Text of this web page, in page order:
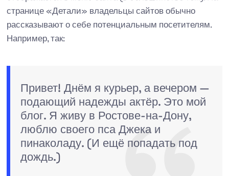
странице «Детали» владельцы сайтов обычно
рассказывают о себе потенциальным посетителям.
Например, так:
Привет! Днём я курьер, а вечером —
подающий надежды актёр. Это мой
блог. Я живу в Ростове-на-Дону,
люблю своего пса Джека и
пинаколаду. (И ещё попадать под
дождь.)